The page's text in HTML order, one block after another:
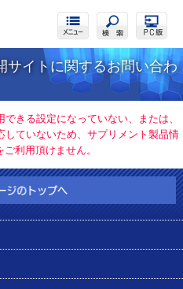
サイトに関するお問い合わ
きる設定になっていない、または、
していないため、サプリメント製品情
利用頂けません。